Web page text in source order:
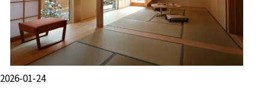
2026-01-24